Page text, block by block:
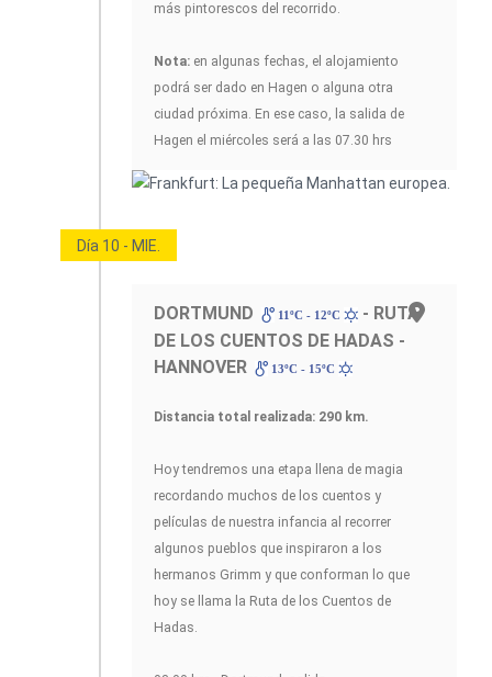
más pintorescos del recorrido.
Nota: en algunas fechas, el alojamiento
podrá ser dado en Hagen o alguna otra
ciudad próxima. En ese caso, la salida de
Hagen el miércoles será a las 07.30 hrs
Día 10 - MIE.
DORTMUND 11ºC - 12ºC
- RUTA
DE LOS CUENTOS DE HADAS -
HANNOVER
13ºC - 15ºC
Distancia total realizada: 290 km.
Hoy tendremos una etapa llena de magia
recordando muchos de los cuentos y
películas de nuestra infancia al recorrer
algunos pueblos que inspiraron a los
hermanos Grimm y que conforman lo que
hoy se llama la Ruta de los Cuentos de
Hadas.